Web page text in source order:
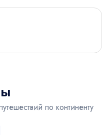
по континенту